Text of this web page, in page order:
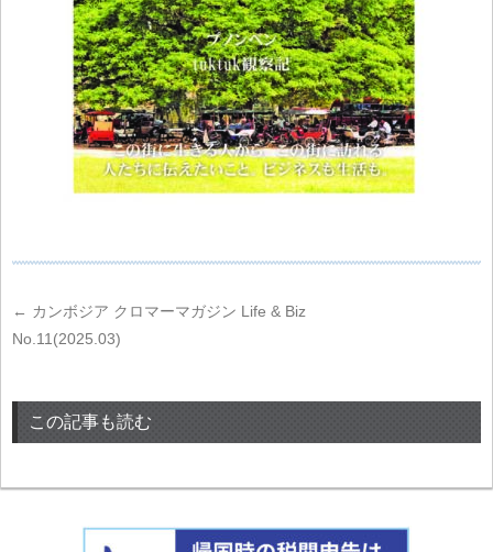
← カンボジア クロマーマガジン Life & Biz
No.11(2025.03)
この記事も読む